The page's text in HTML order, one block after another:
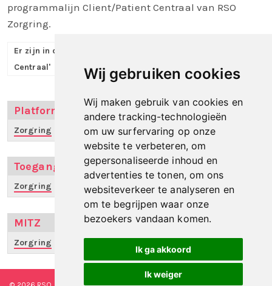
Wij gebruiken cookies
Wij maken gebruik van cookies en
andere tracking-technologieën
om uw surfervaring op onze
website te verbeteren, om
gepersonaliseerde inhoud en
advertenties te tonen, om ons
websiteverkeer te analyseren en
om te begrijpen waar onze
bezoekers vandaan komen.
Ik ga akkoord
Ik weiger
programmalijn Client/Patient Centraal van RSO
Zorgring.
Er zijn in de regionale programmalijn 'Client/Patient
Centraal'
Platform Zorgtechnologie NH
Zorgring
Toegang Woningen
Zorgring
MITZ
Zorgring